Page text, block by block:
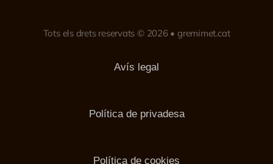
Tots els drets reservats © 2026 • gremimet.cat
Avís legal
Política de privadesa
Política de cookies